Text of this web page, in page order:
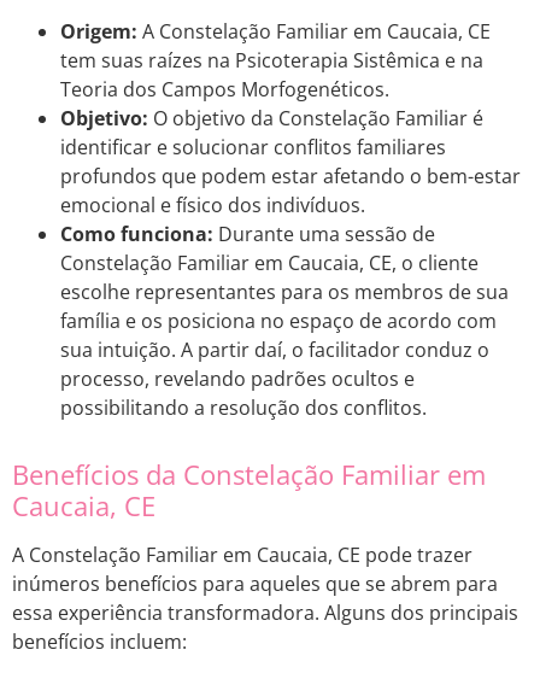
Origem: A Constelação Familiar em Caucaia, CE
tem suas raízes na Psicoterapia Sistêmica e na
Teoria dos Campos Morfogenéticos.
Objetivo: O objetivo da Constelação Familiar é
identificar e solucionar conflitos familiares
profundos que podem estar afetando o bem-estar
emocional e físico dos indivíduos.
Como funciona: Durante uma sessão de
Constelação Familiar em Caucaia, CE, o cliente
escolhe representantes para os membros de sua
família e os posiciona no espaço de acordo com
sua intuição. A partir daí, o facilitador conduz o
processo, revelando padrões ocultos e
possibilitando a resolução dos conflitos.
Benefícios da Constelação Familiar em
Caucaia, CE
A Constelação Familiar em Caucaia, CE pode trazer
inúmeros benefícios para aqueles que se abrem para
essa experiência transformadora. Alguns dos principais
benefícios incluem: